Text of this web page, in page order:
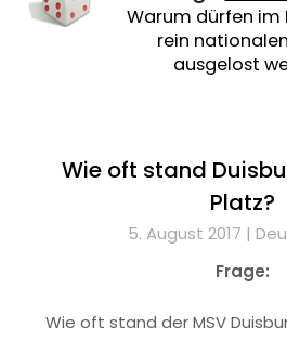
Warum dürfen im
rein
ausgelost
Wie oft stand
Platz?
5. August 2017 |
Frage:
Wie oft stand der MSV